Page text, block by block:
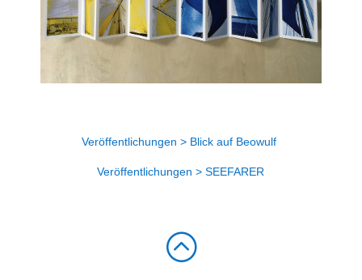
Veröffentlichungen > Blick auf Beowulf
Veröffentlichungen > SEEFARER
: